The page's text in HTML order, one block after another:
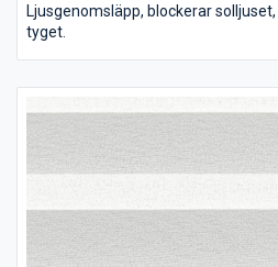
Ljusgenomsläpp, blockerar
tyget.